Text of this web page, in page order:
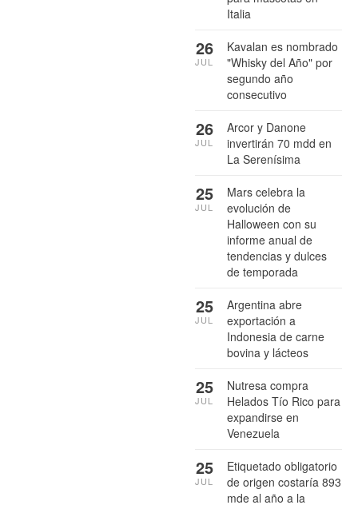
Italia
Kavalan es nombrado
"Whisky del Año" por
segundo año
consecutivo
26
JUL
Arcor y Danone
invertirán 70 mdd en
La Serenísima
26
JUL
Mars celebra la
evolución de
Halloween con su
informe anual de
tendencias y dulces
de temporada
25
JUL
Argentina abre
exportación a
Indonesia de carne
bovina y lácteos
25
JUL
Nutresa compra
Helados Tío Rico para
expandirse en
Venezuela
25
JUL
Etiquetado obligatorio
de origen costaría 893
mde al año a la
25
JUL